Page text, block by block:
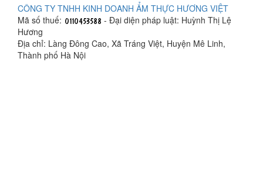
CÔNG TY TNHH KINH DOANH ẨM THỰC HƯƠNG VIỆT
Mã số thuế:
- Đại diện pháp luật: Huỳnh Thị Lệ
Hương
Địa chỉ: Làng Đông Cao, Xã Tráng Việt, Huyện Mê Linh,
Thành phố Hà Nội